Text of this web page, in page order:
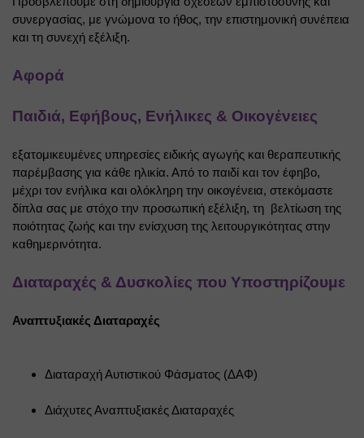
συνεργασίας, με γνώμονα το ήθος, την επιστημονική συνέπεια
και τη συνεχή εξέλιξη.
Αφορά
Παιδιά, Εφήβους, Ενήλικες & Οικογένειες
εξατομικευμένες υπηρεσίες ειδικής αγωγής και θεραπευτικής
παρέμβασης για κάθε ηλικία. Από το παιδί και τον έφηβο,
μέχρι τον ενήλικα και ολόκληρη την οικογένεια, στεκόμαστε
δίπλα σας με στόχο την προσωπική εξέλιξη, τη βελτίωση της
ποιότητας ζωής και την ενίσχυση της λειτουργικότητας στην
καθημερινότητα.
Διαταραχές & Δυσκολίες που Υποστηρίζουμε
Αναπτυξιακές Διαταραχές
Διαταραχή Αυτιστικού Φάσματος (ΔΑΦ)
Διάχυτες Αναπτυξιακές Διαταραχές